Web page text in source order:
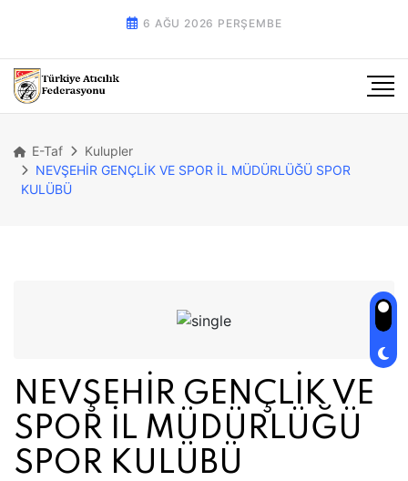
6 AĞU 2026 PERŞEMBE
E-Taf
Kulupler
NEVŞEHİR GENÇLİK VE SPOR İL MÜDÜRLÜĞÜ SPOR
KULÜBÜ
NEVŞEHİR GENÇLİK VE
SPOR İL MÜDÜRLÜĞÜ
SPOR KULÜBÜ